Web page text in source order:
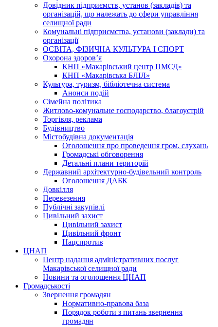
Довідник підприємств, установ (закладів) та
організацій, що належать до сфери управління
селищної ради
Комунальні підприємства, установи (заклади) та
організації
ОСВІТА, ФІЗИЧНА КУЛЬТУРА І СПОРТ
Охорона здоров’я
КНП «Макарівський центр ПМСД»
КНП «Макарівська БЛІЛ»
Культура, туризм, бібліотечна система
Анонси подій
Сімейна політика
Житлово-комунальне господарство, благоустрій
Торгівля, реклама
Будівництво
Містобудівна документація
Оголошення про проведення гром. слухань
Громадські обговорення
Детальні плани територій
Державний архітектурно-будівельний контроль
Оголошення ДАБК
Довкілля
Перевезення
Публічні закупівлі
Цивільний захист
Цивільний захист
Цивільний фронт
Нацспротив
ЦНАП
Центр надання адміністративних послуг
Макарівської селищної ради
Новини та оголошення ЦНАП
Громадськості
Звернення громадян
Нормативно-правова база
Порядок роботи з питань звернення
громадян